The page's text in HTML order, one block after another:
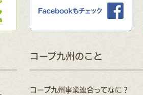
コープ九州のこと
コープ九州事業連合ってなに？